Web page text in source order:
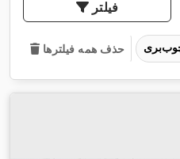
فیلتر
حذف همه فیلترها